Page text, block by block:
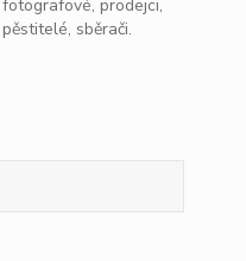
fotografové, prodejci,
pěstitelé, sběrači.